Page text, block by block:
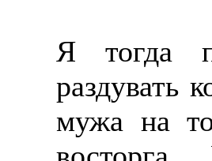
Я тогда
раздувать
мужа на